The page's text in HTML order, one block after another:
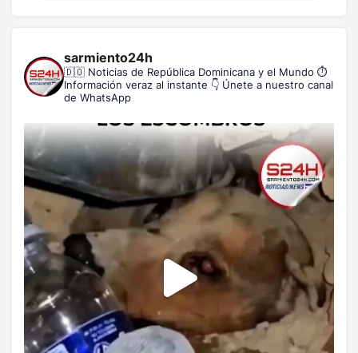
sarmiento24h
🇩🇴 Noticias de República Dominicana y el Mundo ⏱️
Información veraz al instante 👇 Únete a nuestro canal
de WhatsApp